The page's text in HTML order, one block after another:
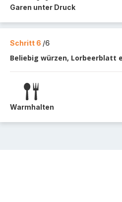
Garen unter Druck
Schritt 6 /6
Beliebig würzen, Lorbeerblatt
Warmhalten